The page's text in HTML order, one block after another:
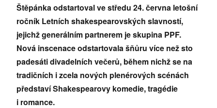
Štěpánka odstartoval ve středu 24. června letošní
ročník Letních shakespearovských slavností,
jejichž generálním partnerem je skupina PPF.
Nová inscenace odstartovala šňůru více než sto
padesáti divadelních večerů, během nichž se na
tradičních i zcela nových plenérových scénách
představí Shakespearovy komedie, tragédie
i romance.